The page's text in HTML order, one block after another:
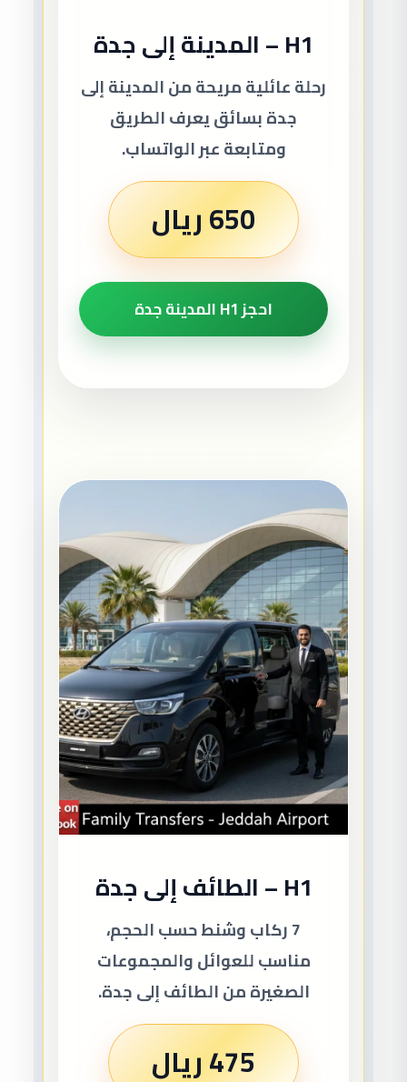
H1 – المدينة إلى جدة
رحلة عائلية مريحة من المدينة إلى
جدة بسائق يعرف الطريق
ومتابعة عبر الواتساب.
650 ريال
احجز H1 المدينة جدة
H1 – الطائف إلى جدة
7 ركاب وشنط حسب الحجم،
مناسب للعوائل والمجموعات
الصغيرة من الطائف إلى جدة.
475 ريال